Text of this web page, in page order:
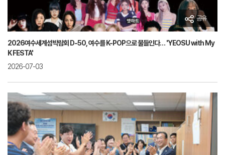
공유
2026여수세계섬박람회 D-50, 여수를 K-POP으로 물들인다… 'YEOSU with My
K FESTA'
2026-07-03